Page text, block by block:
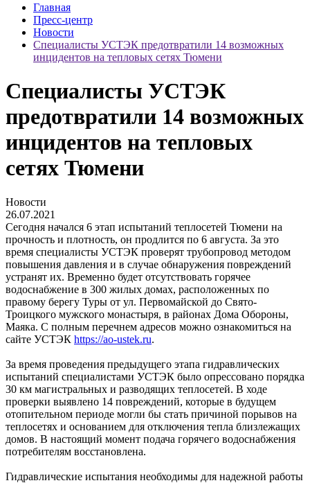
Главная
Пресс-центр
Новости
Специалисты УСТЭК предотвратили 14 возможных
инцидентов на тепловых сетях Тюмени
Специалисты УСТЭК
предотвратили 14 возможных
инцидентов на тепловых
сетях Тюмени
Новости
26.07.2021
Сегодня начался 6 этап испытаний теплосетей Тюмени на
прочность и плотность, он продлится по 6 августа. За это
время специалисты УСТЭК проверят трубопровод методом
повышения давления и в случае обнаружения повреждений
устранят их. Временно будет отсутствовать горячее
водоснабжение в 300 жилых домах, расположенных по
правому берегу Туры от ул. Первомайской до Свято-
Троицкого мужского монастыря, в районах Дома Обороны,
Маяка. С полным перечнем адресов можно ознакомиться на
сайте УСТЭК https://ao-ustek.ru.
За время проведения предыдущего этапа гидравлических
испытаний специалистами УСТЭК было опрессовано порядка
30 км магистральных и разводящих теплосетей. В ходе
проверки выявлено 14 повреждений, которые в будущем
отопительном периоде могли бы стать причиной порывов на
теплосетях и основанием для отключения тепла близлежащих
домов. В настоящий момент подача горячего водоснабжения
потребителям восстановлена.
Гидравлические испытания необходимы для надежной работы